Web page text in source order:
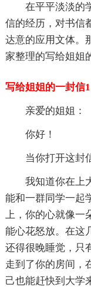
在平平淡淡的
信的经历，对书信
达意的应用文体。
家整理的写给姐姐
写给姐姐的一封信1
亲爱的姐姐：
你好！
当你打开这封
我知道你在上
能和一群同学一起
上，你的心就像
能心花怒放。在这
还得很晚睡觉，只
走到了你的房间，
己也能赶快到大学